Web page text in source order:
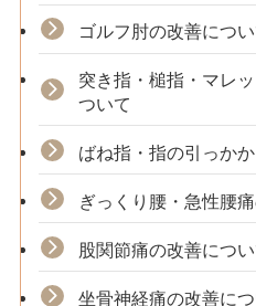
ゴルフ肘の改善につ
突き指・槌指・マレ
ついて
ばね指・指の引っか
ぎっくり腰・急性腰
股関節痛の改善につ
坐骨神経痛の改善に